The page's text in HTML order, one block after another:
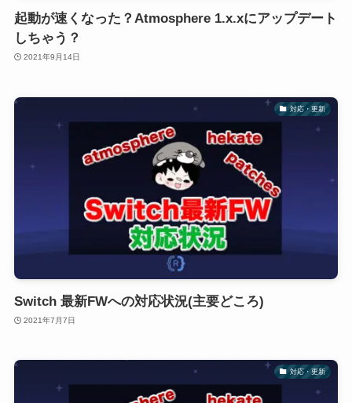
起動が速くなった？Atmosphere 1.x.xにアップデート
しちゃう？
2021年9月14日
対応・更新
Switch 最新FWへの対応状況(主要どころ)
2021年7月7日
対応・更新